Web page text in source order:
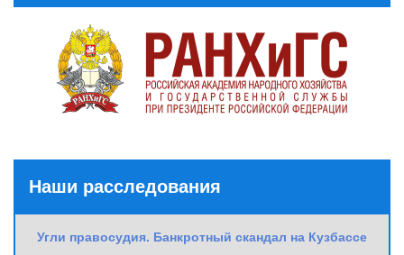
Наши расследования
Угли правосудия. Банкротный скандал на Кузбассе